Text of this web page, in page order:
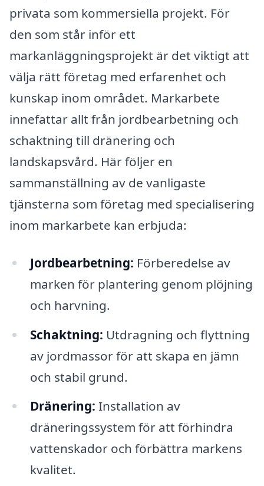
privata som kommersiella projekt. För
den som står inför ett
markanläggningsprojekt är det viktigt att
välja rätt företag med erfarenhet och
kunskap inom området. Markarbete
innefattar allt från jordbearbetning och
schaktning till dränering och
landskapsvård. Här följer en
sammanställning av de vanligaste
tjänsterna som företag med specialisering
inom markarbete kan erbjuda:
Jordbearbetning: Förberedelse av
marken för plantering genom plöjning
och harvning.
Schaktning: Utdragning och flyttning
av jordmassor för att skapa en jämn
och stabil grund.
Dränering: Installation av
dräneringssystem för att förhindra
vattenskador och förbättra markens
kvalitet.